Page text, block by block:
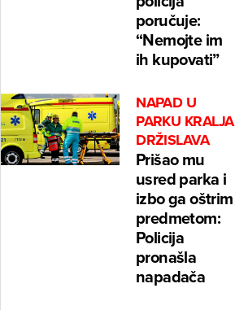
poručuje:
“Nemojte im
ih kupovati”
NAPAD U
PARKU KRALJA
DRŽISLAVA
Prišao mu
usred parka i
izbo ga oštrim
predmetom:
Policija
pronašla
napadača